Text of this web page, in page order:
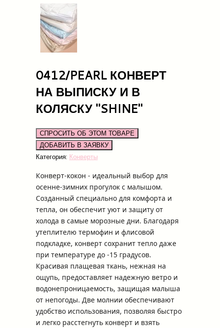
0412/PEARL КОНВЕРТ
НА ВЫПИСКУ И В
КОЛЯСКУ "SHINE"
СПРОСИТЬ ОБ ЭТОМ ТОВАРЕ
Категория: Конверты
Конверт-кокон - идеальный выбор для
осенне-зимних прогулок с малышом.
Созданный специально для комфорта и
тепла, он обеспечит уют и защиту от
холода в самые морозные дни. Благодаря
утеплителю термофин и флисовой
подкладке, конверт сохранит тепло даже
при температуре до -15 градусов.
Красивая плащевая ткань, нежная на
ощупь, предоставляет надежную ветро и
водонепроницаемость, защищая малыша
от непогоды. Две молнии обеспечивают
удобство использования, позволяя быстро
и легко расстегнуть конверт и взять